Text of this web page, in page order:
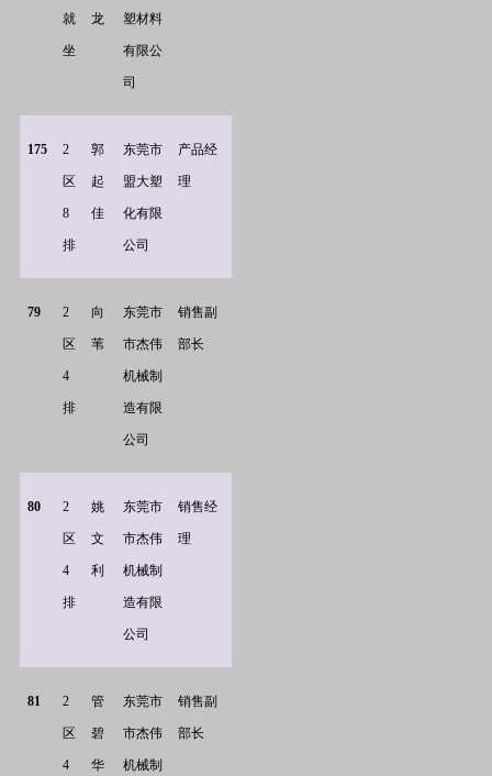
就
坐
龙 塑材料
有限公
司
175 2
区
8
排
郭
起
佳
东莞市
盟大塑
化有限
公司
产品经
理
79 2
区
4
排
向
苇
东莞市
市杰伟
机械制
造有限
公司
销售副
部长
80 2
区
4
排
姚
文
利
东莞市
市杰伟
机械制
造有限
公司
销售经
理
81 2
区
4
管
碧
华
东莞市
市杰伟
机械制
销售副
部长